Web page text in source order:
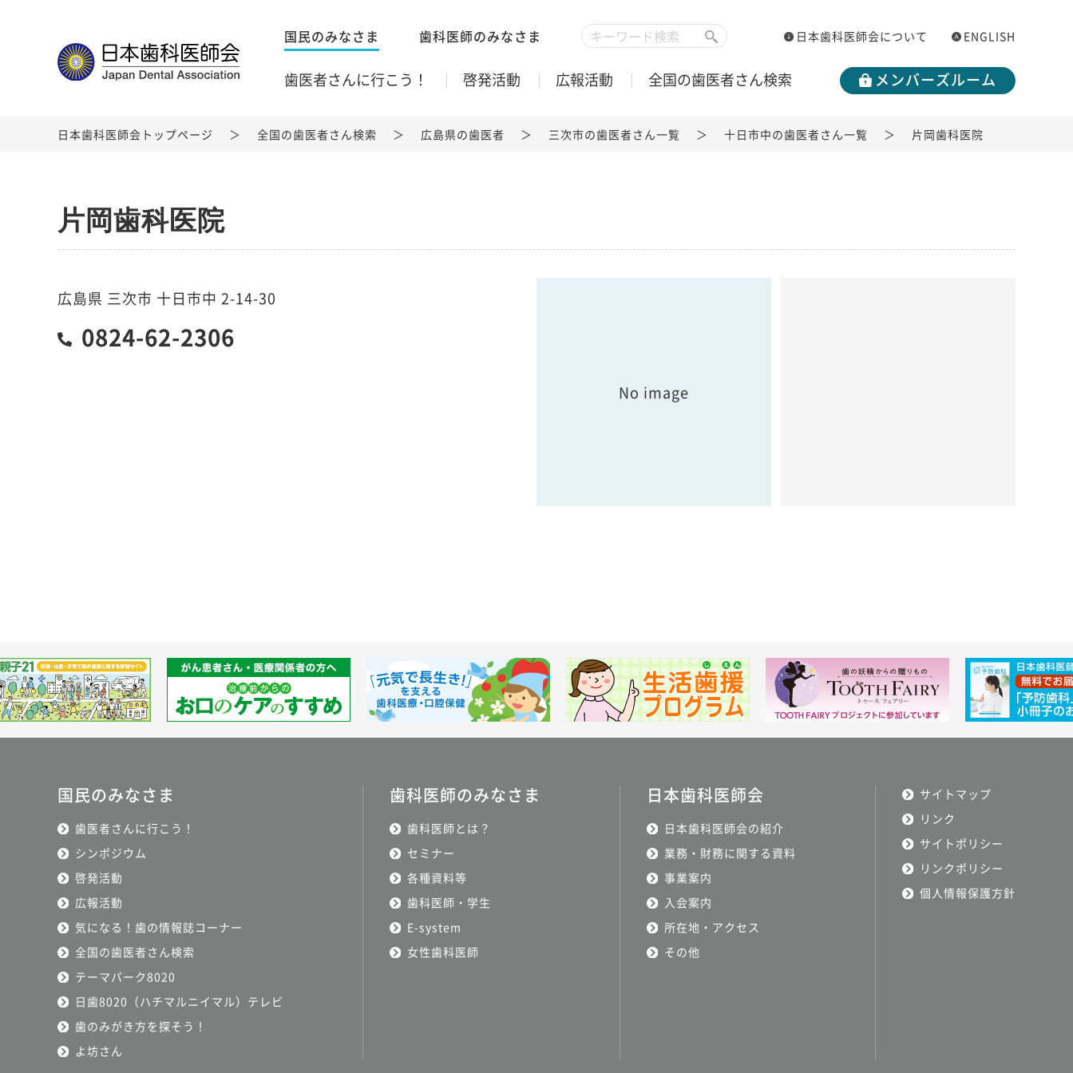
国民のみなさま 歯科医師のみなさま 日本歯科医師会について ENGLISH
歯医者さんに行こう！ 啓発活動 広報活動 全国の歯医者さん検索 メンバーズルーム
日本歯科医師会トップページ 全国の歯医者さん検索 広島県の歯医者 三次市の歯医者さん一覧 十日市中の歯医者さん一覧 片岡歯科医院
片岡歯科医院
広島県 三次市 十日市中 2-14-30
0824-62-2306
No image
国民のみなさま
歯医者さんに行こう！
シンポジウム
啓発活動
広報活動
気になる！歯の情報誌コーナー
全国の歯医者さん検索
テーマパーク8020
日歯8020（ハチマルニイマル）テレビ
歯のみがき方を探そう！
よ坊さん
歯科医師のみなさま
歯科医師とは？
セミナー
各種資料等
歯科医師・学生
E-system
女性歯科医師
日本歯科医師会
日本歯科医師会の紹介
業務・財務に関する資料
事業案内
入会案内
所在地・アクセス
その他
サイトマップ
リンク
サイトポリシー
リンクポリシー
個人情報保護方針